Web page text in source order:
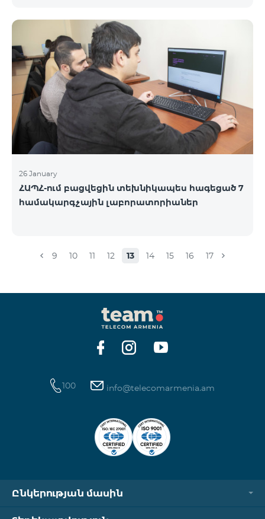
26 January
ՀԱՊՀ-ում բացվեցին տեխնիկապես հագեցած 7
համակարգչային լաբորատորիաներ
9 10 11 12 13 14 15 16 17
100 info@telecomarmenia.am
Ընկերության մասին